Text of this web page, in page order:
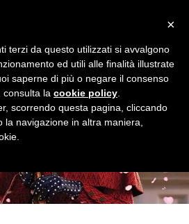
×
terzi da questo utilizzati si avvalgono
ed utili alle finalità illustrate
saperne di più o negare il consenso
consulta la cookie policy
scorrendo questa pagina, cliccando
navigazione in altra maniera,